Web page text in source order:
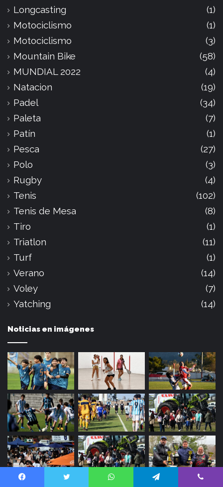
Longcasting
(1)
Motociclismo
(1)
Motociclismo
(3)
Mountain Bike
(58)
MUNDIAL 2022
(4)
Natacion
(19)
Padel
(34)
Paleta
(7)
Patín
(1)
Pesca
(27)
Polo
(3)
Rugby
(4)
Tenis
(102)
Tenis de Mesa
(8)
Tiro
(1)
Triatlon
(11)
Turf
(1)
Verano
(14)
Voley
(7)
Yatching
(14)
Noticias en imágenes